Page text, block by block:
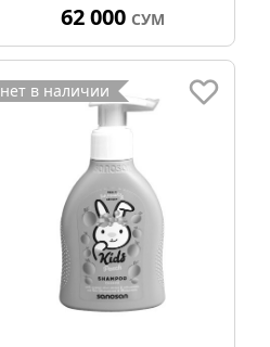
62 000 СУМ
нет в наличии